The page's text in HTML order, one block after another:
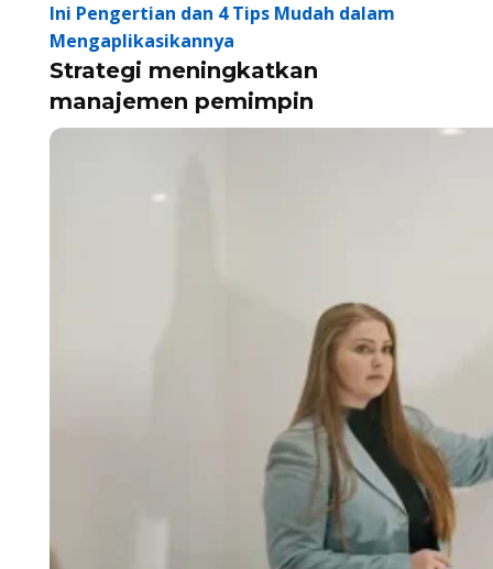
Ini Pengertian dan 4 Tips Mudah dalam
Mengaplikasikannya
Strategi meningkatkan
manajemen pemimpin